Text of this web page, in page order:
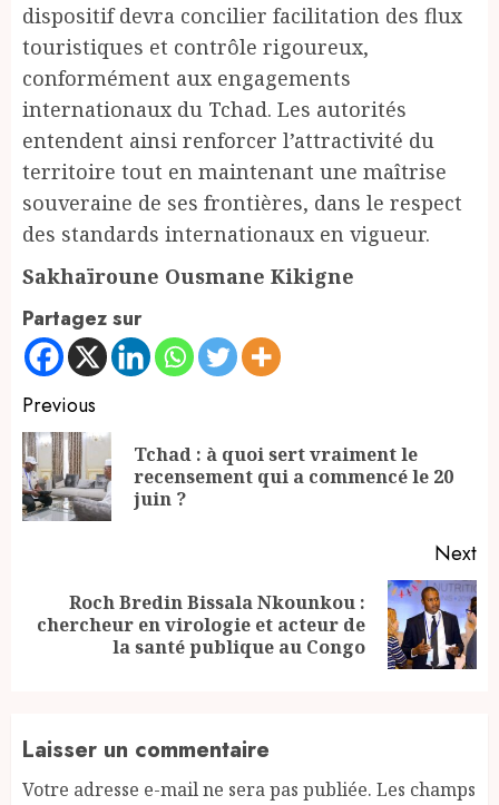
dispositif devra concilier facilitation des flux
touristiques et contrôle rigoureux,
conformément aux engagements
internationaux du Tchad. Les autorités
entendent ainsi renforcer l’attractivité du
territoire tout en maintenant une maîtrise
souveraine de ses frontières, dans le respect
des standards internationaux en vigueur.
Sakhaïroune Ousmane Kikigne
Partagez sur
Continue
Reading
Previous
Tchad : à quoi sert vraiment le
recensement qui a commencé le 20
juin ?
Next
Next
Roch Bredin Bissala Nkounkou :
chercheur en virologie et acteur de
la santé publique au Congo
Laisser un commentaire
Votre adresse e-mail ne sera pas publiée. Les champs